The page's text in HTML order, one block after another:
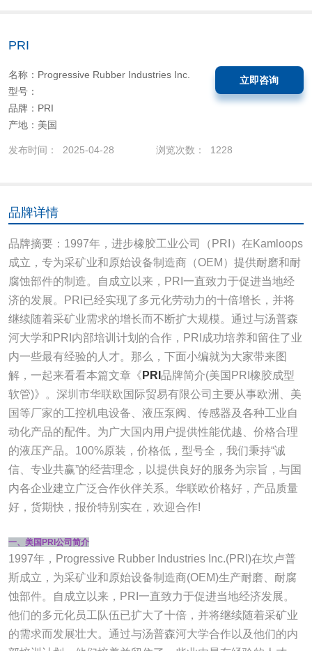
PRI
名称：Progressive Rubber Industries Inc.
型号：
品牌：PRI
产地：美国
立即咨询
发布时间： 2025-04-28 浏览次数： 1228
品牌详情
品牌摘要：1997年，进步橡胶工业公司（PRI）在Kamloops
成立，专为采矿业和原始设备制造商（OEM）提供耐磨和耐
腐蚀部件的制造。自成立以来，PRI一直致力于促进当地经
济的发展。PRI已经实现了多元化劳动力的十倍增长，并将
继续随着采矿业需求的增长而不断扩大规模。通过与汤普森
河大学和PRI内部培训计划的合作，PRI成功培养和留住了业
内一些最有经验的人才。那么，下面小编就为大家带来图
解，一起来看看本篇文章《 PRI 品牌简介(美国PRI橡胶成型
软管)》。深圳市华联欧国际贸易有限公司主要从事欧洲、美
国等厂家的工控机电设备、液压泵阀、传感器及各种工业自
动化产品的配件。为广大国内用户提供性能优越、价格合理
的液压产品。100%原装，价格低，型号全，我们秉持“诚
信、专业共赢”的经营理念，以提供良好的服务为宗旨，与国
内各企业建立广泛合作伙伴关系。华联欧价格好，产品质量
好，货期快，报价特别实在，欢迎合作!
一、美国PRI公司简介
1997年，Progressive Rubber Industries Inc.(PRI)在坎卢普
斯成立，为采矿业和原始设备制造商(OEM)生产耐磨、耐腐
蚀部件。自成立以来，PRI一直致力于促进当地经济发展。
他们的多元化员工队伍已扩大了十倍，并将继续随着采矿业
的需求而发展壮大。通过与汤普森河大学合作以及他们的内